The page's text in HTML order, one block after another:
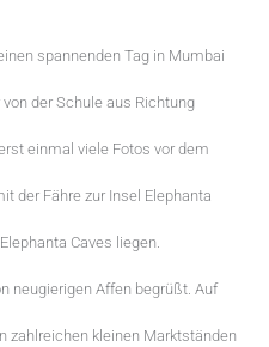
spannenden Tag in Mumbai
der Schule aus Richtung
einmal viele Fotos vor dem
der Fähre zur Insel Elephanta
Caves liegen.
neugierigen Affen begrüßt. Auf
zahlreichen kleinen Marktständen